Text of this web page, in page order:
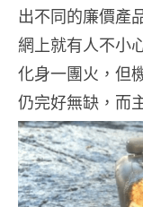
出不同的廉價產
網上就有人不小
化身一團火，但
仍完好無缺，而